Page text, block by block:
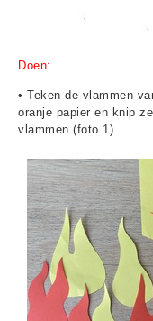
Doen:
• Teken de vlammen
oranje papier en knip
vlammen (foto 1)